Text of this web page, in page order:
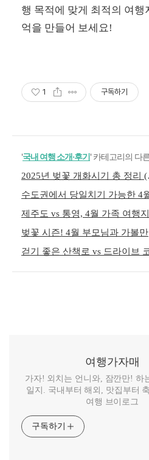
행 목적에 맞게 최적의 여행
억을 만들어 보세요!
1 구독하기
'국내 여행 소개·후기' 카테고리의 다
2025
여행가자매
가자! 외치는 언니와, 잠깐만! 하
일지. 국내부터 해외, 맛집부터
여행 브이로그
구독하기